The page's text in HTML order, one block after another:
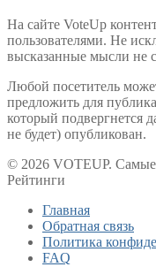
На сайте VoteUp
пользователями. Не
высказанные мысли не
Любой посетитель
предложить для
который подвергнется
не будет) опубликован.
© 2026 VOTEUP.
Рейтинги
Главная
Обратная связь
Политика
FAQ